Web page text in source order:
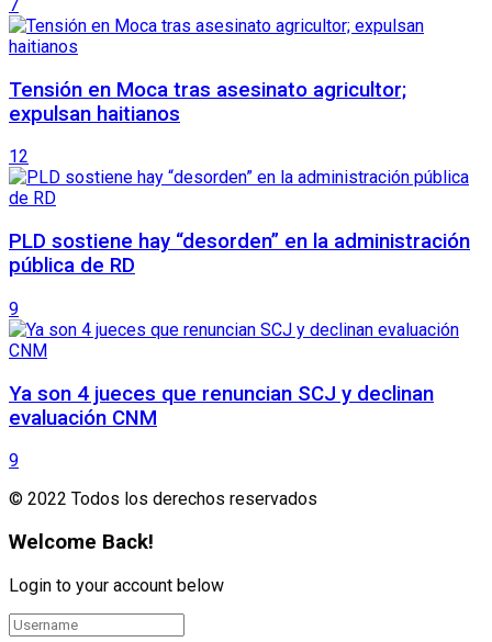
7
Tensión en Moca tras asesinato agricultor;
expulsan haitianos
12
PLD sostiene hay “desorden” en la administración
pública de RD
9
Ya son 4 jueces que renuncian SCJ y declinan
evaluación CNM
9
© 2022 Todos los derechos reservados
Welcome Back!
Login to your account below